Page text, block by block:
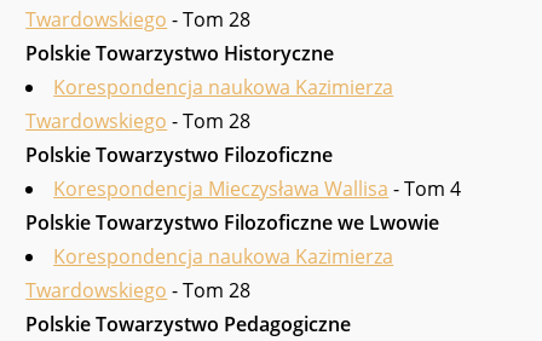
Twardowskiego - Tom 28
Polskie Towarzy­stwo Historyczne
Korespondencja naukowa Kazimierza
Twardowskiego - Tom 28
Polskie Towarzystwo Filozoficzne
Korespondencja Mieczysława Wallisa - Tom 4
Polskie Towarzystwo Filozoficzne we Lwowie
Korespondencja naukowa Kazimierza
Twardowskiego - Tom 28
Polskie Towarzystwo Pedagogiczne